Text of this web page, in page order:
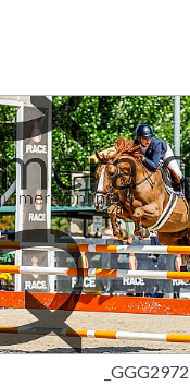
15,00 €
_GGG2972